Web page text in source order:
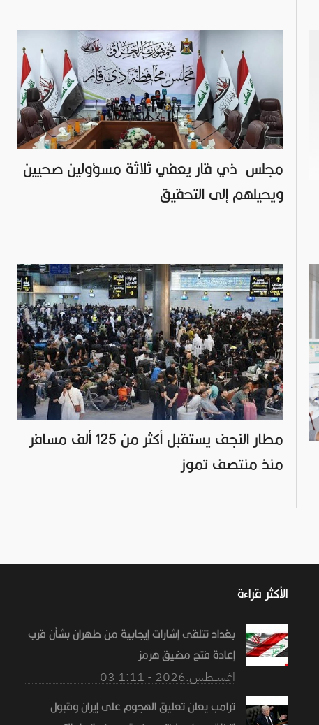
مجلس ذي قار يعفي ثلاثة مسؤولين صحيين
ويحيلهم إلى التحقيق
مطار النجف يستقبل أكثر من 125 ألف مسافر
منذ منتصف تموز
الأكثر قراءة
بغداد تتلقى إشارات إيجابية من طهران بشأن قرب
إعادة فتح مضيق هرمز
03 اغســطس.2026 - 1:11
ترامب يعلن تعليق الهجوم على إيران وقبول